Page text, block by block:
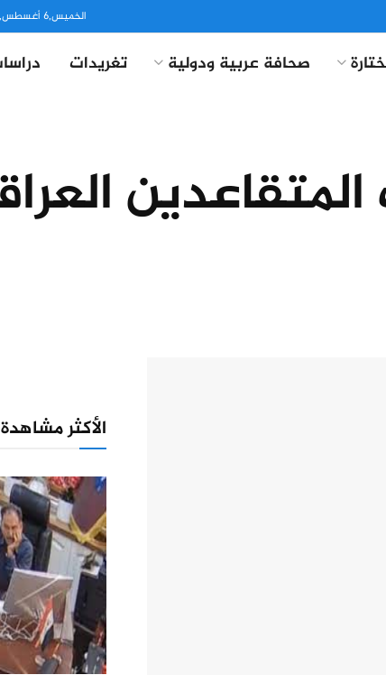
الخميس,6 أغسطس, 2026
صحافة عربية ودولية تغريدات
الأكثر مشاهدة